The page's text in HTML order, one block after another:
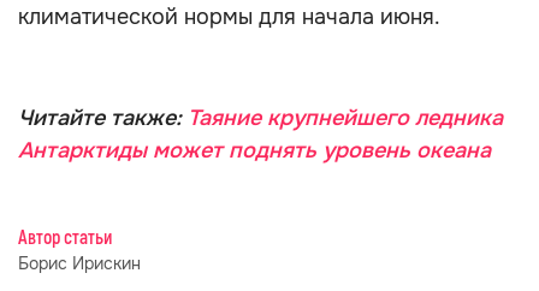
климатической нормы для начала июня.
Читайте также: Таяние крупнейшего ледника
Антарктиды может поднять уровень океана
Автор статьи
Борис Ирискин